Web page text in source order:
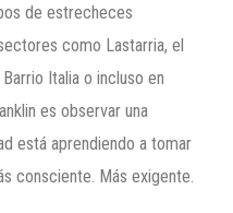
de estrecheces
como Lastarria, el
Italia o incluso en
es observar una
está aprendiendo a tomar
consciente. Más exigente.